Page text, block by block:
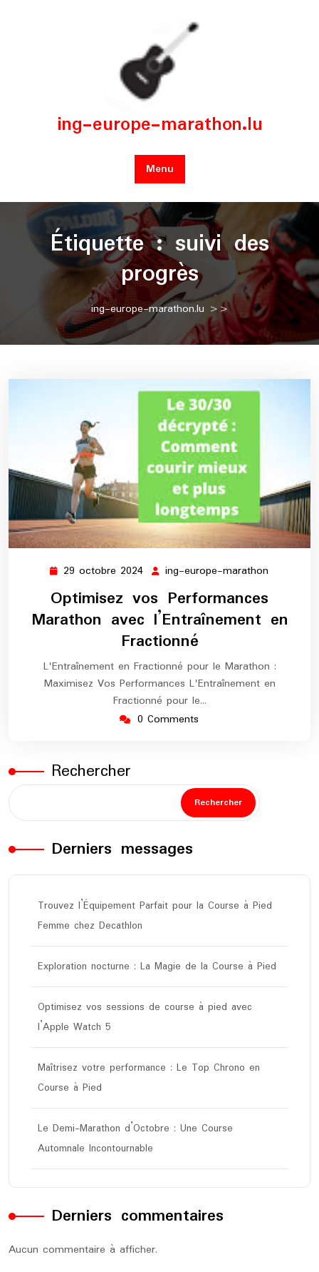
ing-europe-marathon.lu
Menu
Étiquette : suivi des
progrès
ing-europe-marathon.lu >>
29 octobre 2024 29
octobre
2024
ing-europe-marathon
Optimisez vos Performances
Marathon avec l’Entraînement en
Fractionné
L'Entraînement en Fractionné pour le Marathon :
Maximisez Vos Performances L'Entraînement en
Fractionné pour le…
0 Comments
Rechercher
Rechercher
Derniers messages
Trouvez l’Équipement Parfait pour la Course à Pied
Femme chez Decathlon
Exploration nocturne : La Magie de la Course à Pied
Optimisez vos sessions de course à pied avec
l’Apple Watch 5
Maîtrisez votre performance : Le Top Chrono en
Course à Pied
Le Demi-Marathon d’Octobre : Une Course
Automnale Incontournable
Derniers commentaires
Aucun commentaire à afficher.